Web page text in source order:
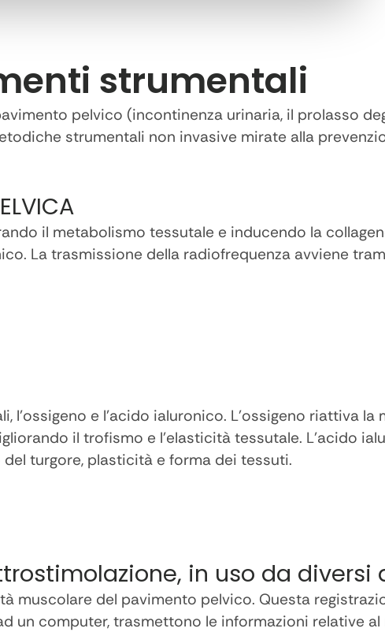
strumentali
pelvico (incontinenza urinaria, il prolasso
strumentali non invasive mirate alla
il metabolismo tessutale e inducendo la
La trasmissione della radiofrequenza avviene
e l’acido ialuronico. L’ossigeno riattiva
il trofismo e l’elasticità tessutale. L’acido
turgore, plasticità e forma dei tessuti.
in uso da diversi
muscolare del pavimento pelvico. Questa
un computer, trasmettono le informazioni relative